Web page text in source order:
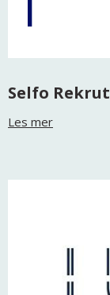
Selfo
Les mer